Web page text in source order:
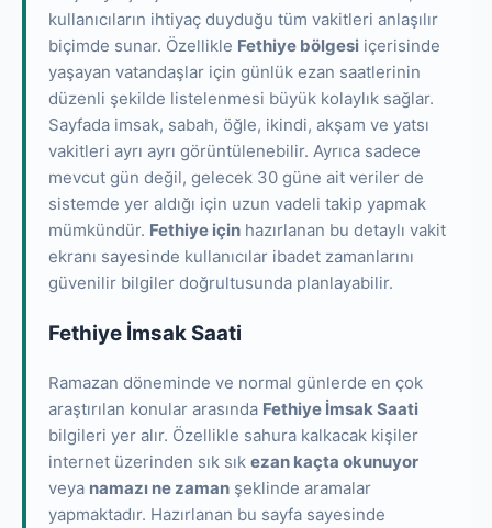
kullanıcıların ihtiyaç duyduğu tüm vakitleri anlaşılır
biçimde sunar. Özellikle Fethiye bölgesi içerisinde
yaşayan vatandaşlar için günlük ezan saatlerinin
düzenli şekilde listelenmesi büyük kolaylık sağlar.
Sayfada imsak, sabah, öğle, ikindi, akşam ve yatsı
vakitleri ayrı ayrı görüntülenebilir. Ayrıca sadece
mevcut gün değil, gelecek 30 güne ait veriler de
sistemde yer aldığı için uzun vadeli takip yapmak
mümkündür. Fethiye için hazırlanan bu detaylı vakit
ekranı sayesinde kullanıcılar ibadet zamanlarını
güvenilir bilgiler doğrultusunda planlayabilir.
Fethiye İmsak Saati
Ramazan döneminde ve normal günlerde en çok
araştırılan konular arasında Fethiye İmsak Saati
bilgileri yer alır. Özellikle sahura kalkacak kişiler
internet üzerinden sık sık ezan kaçta okunuyor
veya namazı ne zaman şeklinde aramalar
yapmaktadır. Hazırlanan bu sayfa sayesinde